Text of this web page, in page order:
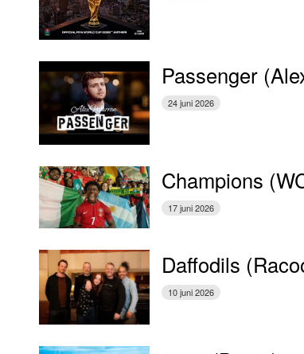
Passenger
24 juni 2026
Champions
17 juni 2026
Daffodils
10 juni 2026